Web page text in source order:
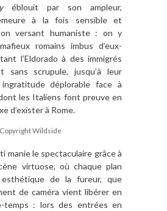
éblouit par son ampleur,
à la fois sensible et
versant humaniste : on y
romains imbus d’eux-
l’Eldorado à des immigrés
sans scrupule, jusqu’à leur
déplorable face à
les Italiens font preuve en
d’exister à Rome.
Copyright Wildside
manie le spectaculaire grâce à
virtuose, où chaque plan
de la fureur, que
de caméra vient libérer en
temps : lors des entrées en